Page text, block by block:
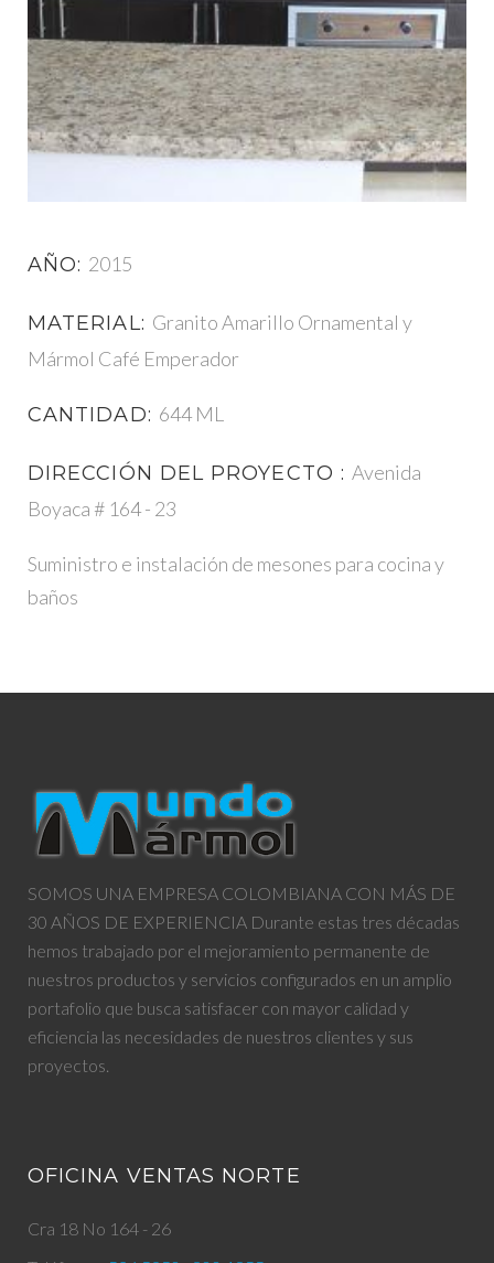
AÑO: 2015
MATERIAL: Granito Amarillo Ornamental y
Mármol Café Emperador
CANTIDAD: 644 ML
DIRECCIÓN DEL PROYECTO : Avenida
Boyaca # 164 - 23
Suministro e instalación de mesones para cocina y
baños
SOMOS UNA EMPRESA COLOMBIANA CON MÁS DE
30 AÑOS DE EXPERIENCIA Durante estas tres décadas
hemos trabajado por el mejoramiento permanente de
nuestros productos y servicios configurados en un amplio
portafolio que busca satisfacer con mayor calidad y
eficiencia las necesidades de nuestros clientes y sus
proyectos.
OFICINA VENTAS NORTE
Cra 18 No 164 - 26